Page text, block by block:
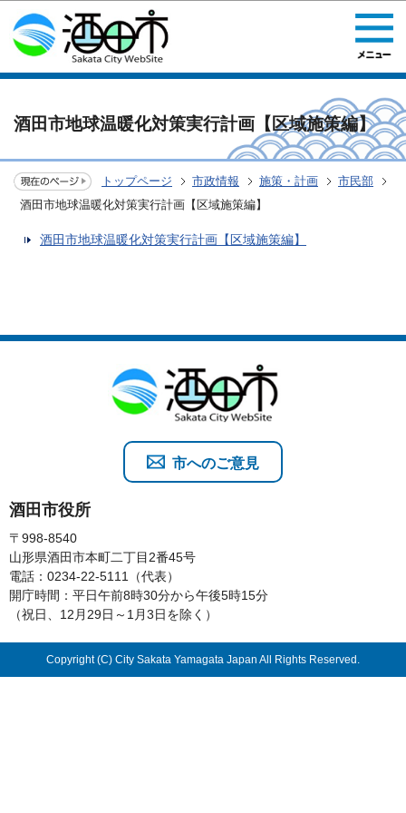
このページの本文へ移動
酒田市地球温暖化対策実行計画【区域施策編】
トップページ 市政情報 施策・計画
市民部
酒田市地球温暖化対策実行計画【区域施策編】
酒田市地球温暖化対策実行計画【区域施策編】
酒田市役所
〒998-8540
山形県酒田市本町二丁目2番45号
電話：0234-22-5111（代表）
開庁時間：平日午前8時30分から午後5時15分
（祝日、12月29日～1月3日を除く）
市へのご意見
Copyright (C) City Sakata Yamagata Japan All Rights Reserved.